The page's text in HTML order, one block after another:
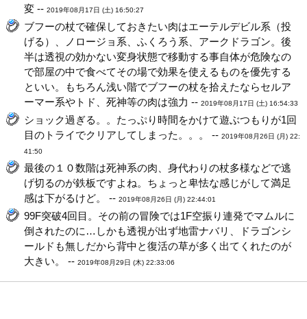
変 --2019年08月17日 (土) 16:50:27
ブフーの杖で確保しておきたい肉はエーテルデビル系（投
げる）、ノロージョ系、ふくろう系、アークドラゴン。後
半は透視の効かない変身状態で移動する事自体が危険なの
で部屋の中で食べてその場で効果を使えるものを優先する
といい。もちろん浅い階でブフーの杖を拾えたならセルア
ーマー系やトド、死神等の肉は強力 --2019年08月17日 (土) 16:54:33
ショック過ぎる。。たっぷり時間をかけて遊ぶつもりが1回
目のトライでクリアしてしまった。。。 --2019年08月26日 (月) 22:
41:50
最後の１０数階は死神系の肉、身代わりの杖多様などで逃
げ切るのが鉄板ですよね。ちょっと卑怯な感じがして満足
感は下がるけど。 --2019年08月26日 (月) 22:44:01
99F突破4回目。その前の冒険では1F空振り連発でマムルに
倒されたのに…しかも透視が出ず地雷ナバリ、ドラゴンシ
ールドも無しだから背中と復活の草が多く出てくれたのが
大きい。 --2019年08月29日 (木) 22:33:06